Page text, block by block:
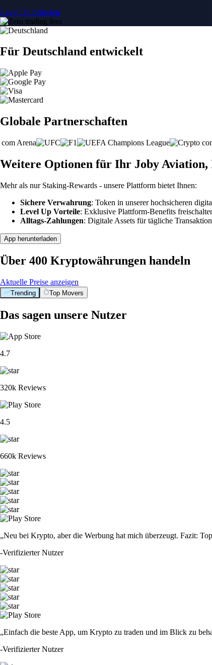
Level Up beitreten
Für Deutschland entwickelt
Globale Partnerschaften
Weitere Optionen für Ihr Joby Aviation,
Mehr als nur Staking-Rewards - unsere Plattform bietet Ihnen:
Sichere Verwahrung: Token in unserer hochsicheren
Level Up Vorteile: Exklusive Plattform-Benefits
Alltags-Zahlungen: Digitale Assets für tägliche
App herunterladen
Über 400 Kryptowährungen handeln
Aktuelle Preise anzeigen
Trending Top Movers
Das sagen unsere Nutzer
4.7
320k Reviews
4.5
660k Reviews
„Neu bei Krypto, aber die Werbung hat mich überzeugt. Fazit:
-Verifizierter Nutzer
„Einfach die beste App, um Krypto zu traden und im Blick zu
-Verifizierter Nutzer